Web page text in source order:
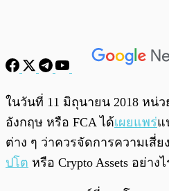
พร้อมเล่น
ในวันที่ 11 มิถุนายน 2018 หน่ว
อังกฤษ หรือ FCA ได้เผยแพร่แ
ต่าง ๆ ว่าควรจัดการความเสี่
ปโต หรือ Crypto Assets อย่างไ